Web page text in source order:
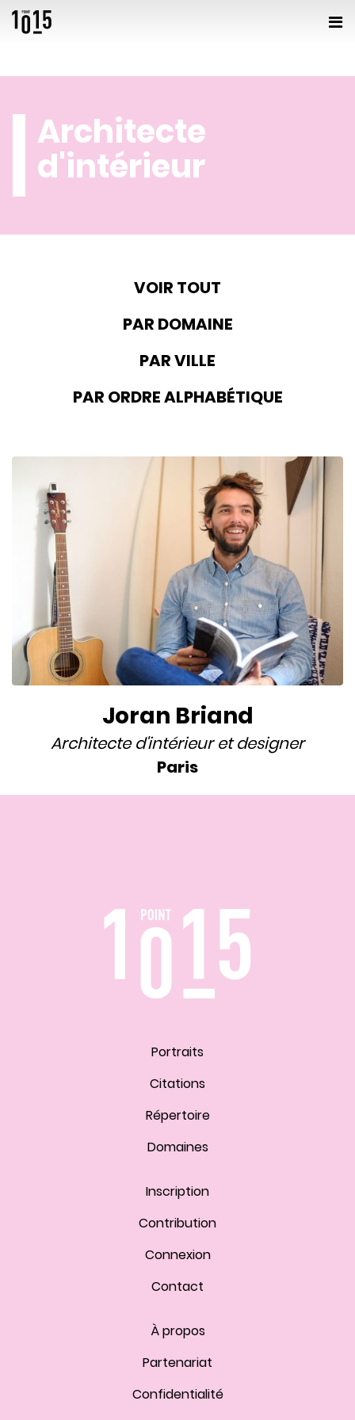
Architecte
d'intérieur
VOIR TOUT
PAR DOMAINE
PAR VILLE
PAR ORDRE ALPHABÉTIQUE
Joran Briand
Architecte d'intérieuretdesigner
Paris
Portraits
Citations
Répertoire
Domaines
Inscription
Contribution
Connexion
Contact
À propos
Partenariat
Confidentialité